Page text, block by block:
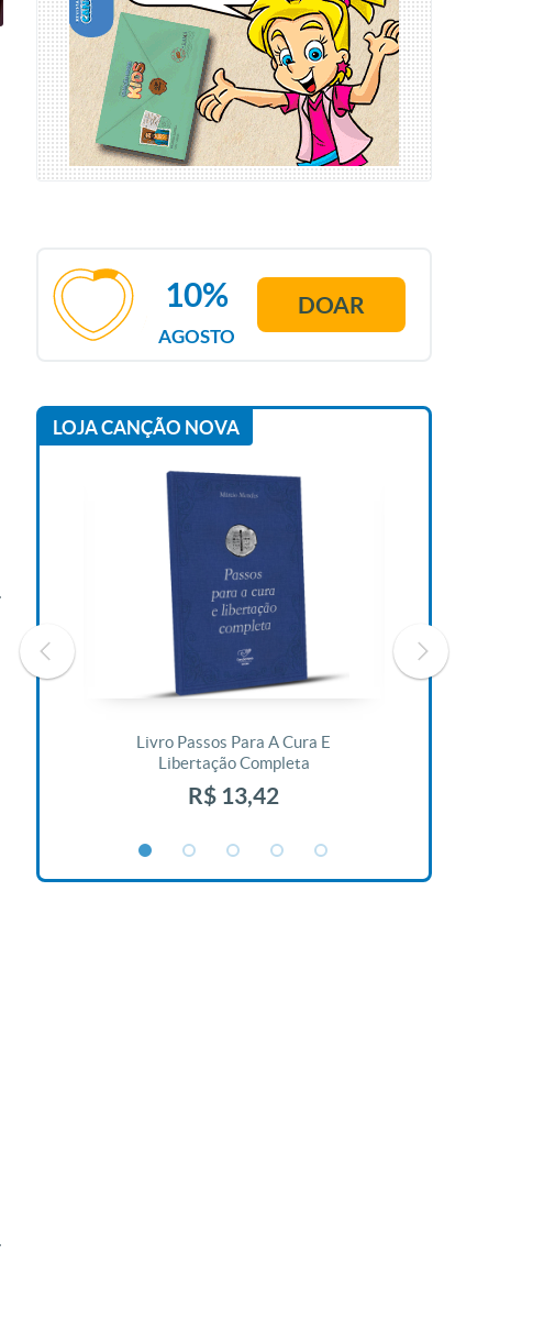
AGOSTO
10% DOAR
LOJA CANÇÃO NOVA
Livro Passos Para A Cura E
Libertação Completa
R$ 13,42